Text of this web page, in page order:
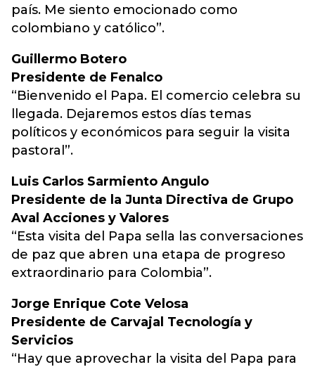
país. Me siento emocionado como
colombiano y católico”.
Guillermo Botero
Presidente de Fenalco
“Bienvenido el Papa. El comercio celebra su
llegada. Dejaremos estos días temas
políticos y económicos para seguir la visita
pastoral”.
Luis Carlos Sarmiento Angulo
Presidente de la Junta Directiva de Grupo
Aval Acciones y Valores
“Esta visita del Papa sella las conversaciones
de paz que abren una etapa de progreso
extraordinario para Colombia”.
Jorge Enrique Cote Velosa
Presidente de Carvajal Tecnología y
Servicios
“Hay que aprovechar la visita del Papa para